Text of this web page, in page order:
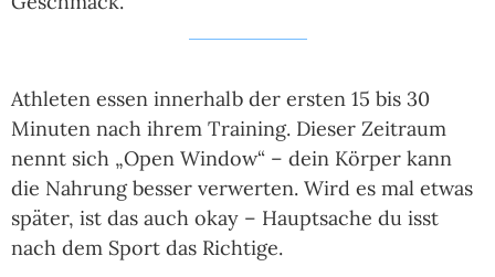
Athleten essen innerhalb der ersten 15 bis 30
Minuten nach ihrem Training. Dieser Zeitraum
nennt sich „Open Window“ – dein Körper kann
die Nahrung besser verwerten. Wird es mal etwas
später, ist das auch okay – Hauptsache du isst
nach dem Sport das Richtige.